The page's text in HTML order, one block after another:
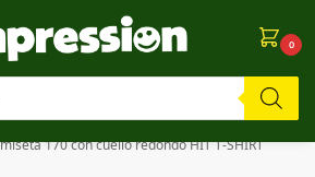
0
pruebas. Si algo falla, ¡Perdón!⚠️
170 con cuello redondo HIT T-SHIRT